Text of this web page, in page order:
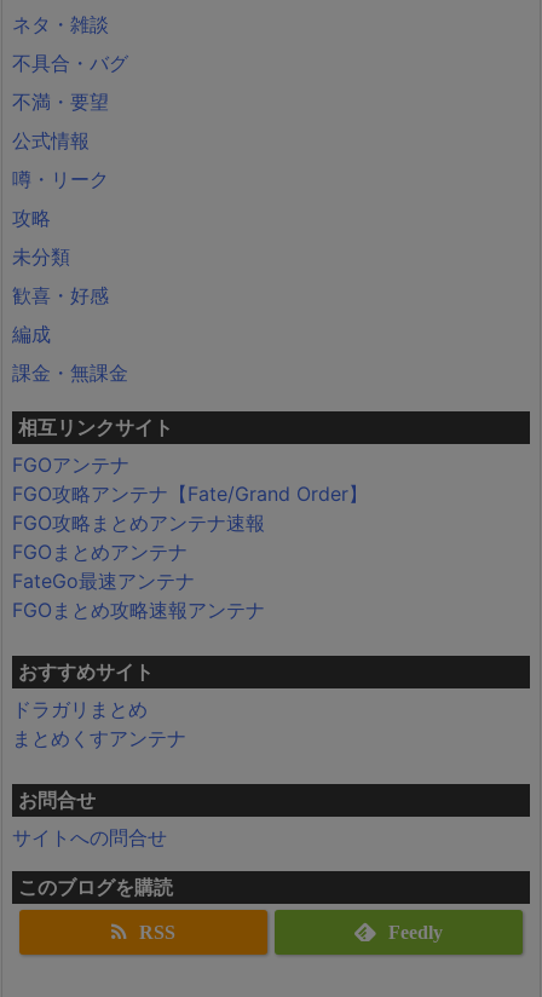
ネタ・雑談
不具合・バグ
不満・要望
公式情報
噂・リーク
攻略
未分類
歓喜・好感
編成
課金・無課金
相互リンクサイト
FGOアンテナ
FGO攻略アンテナ【Fate/Grand Order】
FGO攻略まとめアンテナ速報
FGOまとめアンテナ
FateGo最速アンテナ
FGOまとめ攻略速報アンテナ
おすすめサイト
ドラガリまとめ
まとめくすアンテナ
お問合せ
サイトへの問合せ
このブログを購読
RSS Feedly